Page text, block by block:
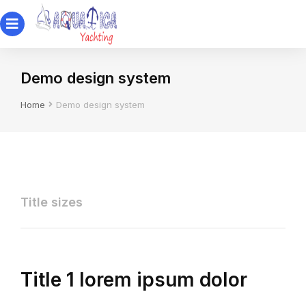
Demo design system
You are here:
Home Demo design system
Title sizes
Title 1 lorem ipsum dolor